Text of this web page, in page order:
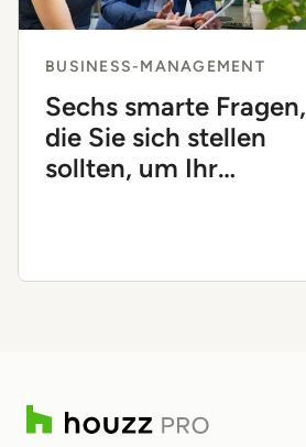
BUSINESS-MANAGEMENT
Sechs smarte Fragen,
die Sie sich stellen
sollten, um Ihr